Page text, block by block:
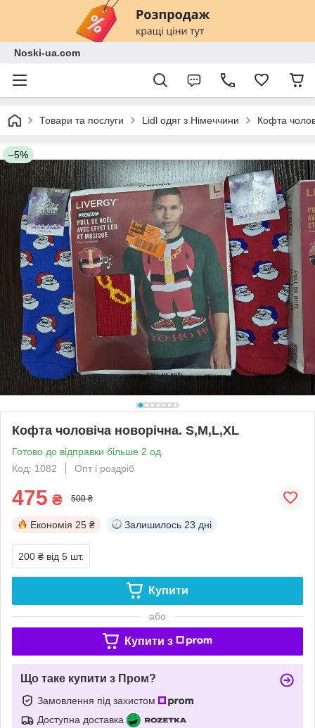
Noski-ua.com
Товари та послуги Lidl одяг з Німеччини Кофта
–5%
Кофта чоловіча новорічна. S,M,L,XL
Готово до відправки більше 2 од.
Код: 1082
Опт і роздріб
475 ₴ 500 ₴
Економія 25 ₴ Залишилось 23 дні
200 ₴ від 5 шт.
Купити
або
Купити з
Що таке купити з Пром?
Замовлення під захистом
Доступна доставка